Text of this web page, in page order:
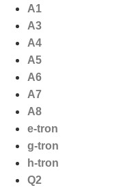
naar
inhoud
A1
A3
A4
A5
A6
A7
A8
e-tron
g-tron
h-tron
Q2